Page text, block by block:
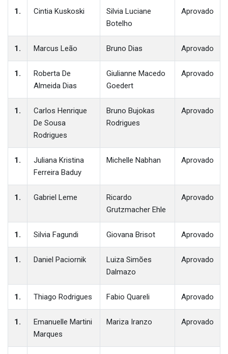
1. Cintia Kuskoski
Silvia Luciane
Botelho
Aprovado
1. Marcus Leão Bruno Dias Aprovado
1.
Roberta De
Almeida Dias
Giulianne Macedo
Goedert
Aprovado
1.
Carlos Henrique
De Sousa
Rodrigues
Bruno Bujokas
Rodrigues
Aprovado
1.
Juliana Kristina
Ferreira Baduy
Michelle Nabhan Aprovado
1. Gabriel Leme
Ricardo
Grutzmacher Ehle
Aprovado
1. Silvia Fagundi Giovana Brisot Aprovado
1. Daniel Paciornik
Luiza Simões
Dalmazo
Aprovado
1. Thiago Rodrigues Fabio Quareli Aprovado
1.
Emanuelle Martini
Marques
Mariza Iranzo Aprovado